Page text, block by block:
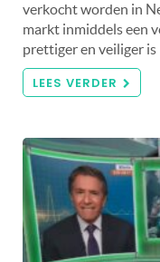
verkocht worden in
markt inmiddels een
prettiger en veiliger
LEES VERDER